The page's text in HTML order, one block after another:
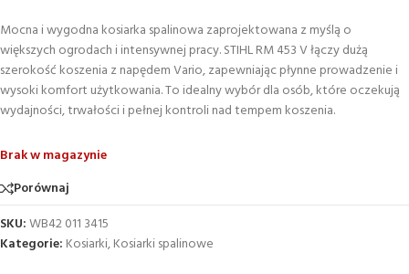
Mocna i wygodna kosiarka spalinowa zaprojektowana z myślą o
większych ogrodach i intensywnej pracy. STIHL RM 453 V łączy dużą
szerokość koszenia z napędem Vario, zapewniając płynne prowadzenie i
wysoki komfort użytkowania. To idealny wybór dla osób, które oczekują
wydajności, trwałości i pełnej kontroli nad tempem koszenia.
Brak w magazynie
Porównaj
SKU:WB42 011 3415
Kategorie: Kosiarki,Kosiarki spalinowe